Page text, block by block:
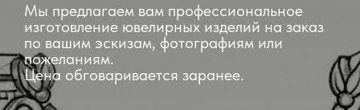
Мы предлагаем вам профессиональное
изготовление ювелирных изделий на заказ
по вашим эскизам, фотографиям или
пожеланиям.
Цена обговаривается заранее.